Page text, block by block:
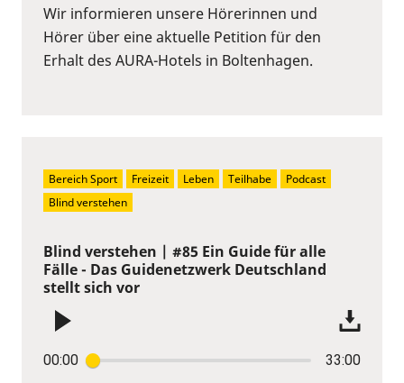
Wir informieren unsere Hörerinnen und
Hörer über eine aktuelle Petition für den
Erhalt des AURA-Hotels in Boltenhagen.
Blind verstehen | #85 Ein Guide für alle
Fälle - Das Guidenetzwerk Deutschland
stellt sich vor
00:00 33:00
Bereich Sport Freizeit Leben Teilhabe
Podcast
Blind verstehen